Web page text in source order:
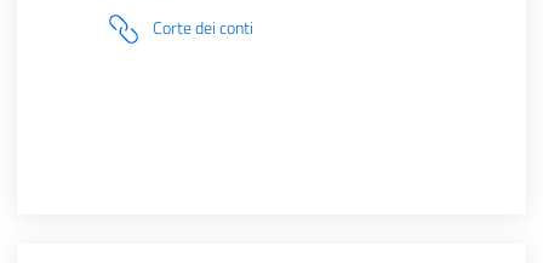
Corte dei conti